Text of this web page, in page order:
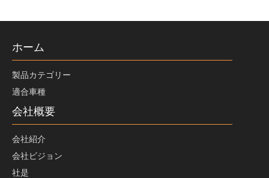
ホーム
製品カテゴリー
適合車種
会社概要
会社紹介
会社ビジョン
社是